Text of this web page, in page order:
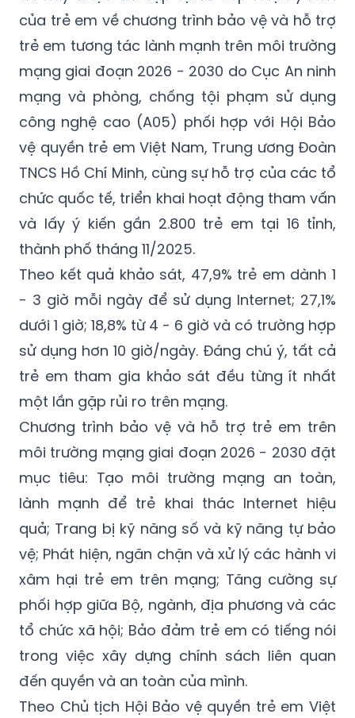
của trẻ em về chương trình bảo vệ và hỗ trợ
trẻ em tương tác lành mạnh trên môi trường
mạng giai đoạn 2026 - 2030 do Cục An ninh
mạng và phòng, chống tội phạm sử dụng
công nghệ cao (A05) phối hợp với Hội Bảo
vệ quyền trẻ em Việt Nam, Trung ương Đoàn
TNCS Hồ Chí Minh, cùng sự hỗ trợ của các tổ
chức quốc tế, triển khai hoạt động tham vấn
và lấy ý kiến gần 2.800 trẻ em tại 16 tỉnh,
thành phố tháng 11/2025.
Theo kết quả khảo sát, 47,9% trẻ em dành 1
- 3 giờ mỗi ngày để sử dụng Internet; 27,1%
dưới 1 giờ; 18,8% từ 4 - 6 giờ và có trường hợp
sử dụng hơn 10 giờ/ngày. Đáng chú ý, tất cả
trẻ em tham gia khảo sát đều từng ít nhất
một lần gặp rủi ro trên mạng.
Chương trình bảo vệ và hỗ trợ trẻ em trên
môi trường mạng giai đoạn 2026 - 2030 đặt
mục tiêu: Tạo môi trường mạng an toàn,
lành mạnh để trẻ khai thác Internet hiệu
quả; Trang bị kỹ năng số và kỹ năng tự bảo
vệ; Phát hiện, ngăn chặn và xử lý các hành vi
xâm hại trẻ em trên mạng; Tăng cường sự
phối hợp giữa Bộ, ngành, địa phương và các
tổ chức xã hội; Bảo đảm trẻ em có tiếng nói
trong việc xây dựng chính sách liên quan
đến quyền và an toàn của mình.
Theo Chủ tịch Hội Bảo vệ quyền trẻ em Việt